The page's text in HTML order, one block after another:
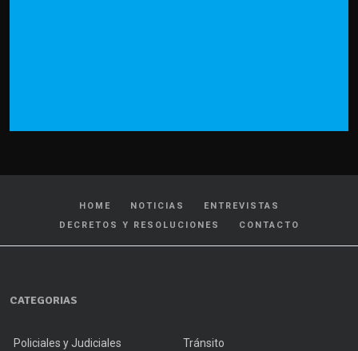
HOME NOTICIAS
ENTREVISTAS
DECRETOS Y RESOLUCIONES
CONTACTO
CATEGORIAS
Policiales y Judiciales Tránsito